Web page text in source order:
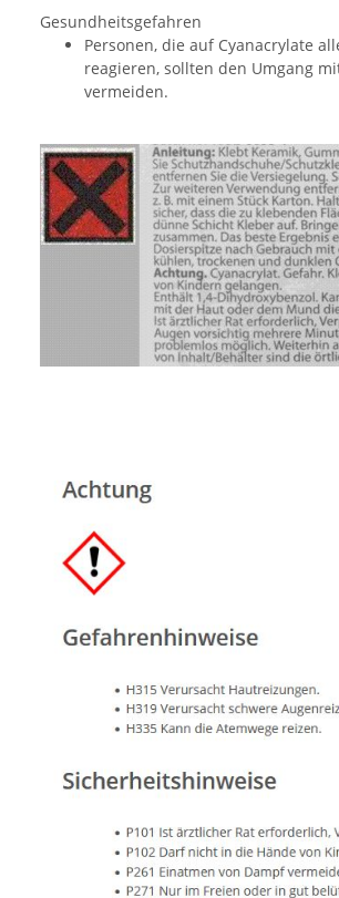
Gesundheitsgefahren
Personen, die auf Cyanacrylate
reagieren, sollten den Umgang
vermeiden.